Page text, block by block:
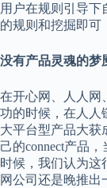
用户在规则引导下
的规则和挖掘即可
没有产品灵魂的梦
在开心网、人人网
功的时候，在人人
大平台型产品大获
己的connect产品
时候，我们认为这
网公司还是晚推出